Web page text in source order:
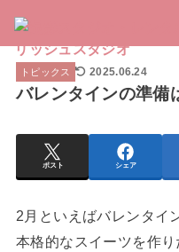
トピックス 2025.06.24
バレンタインの準備
ポスト シェア
2月といえばバレンタイ
本格的なスイーツを作